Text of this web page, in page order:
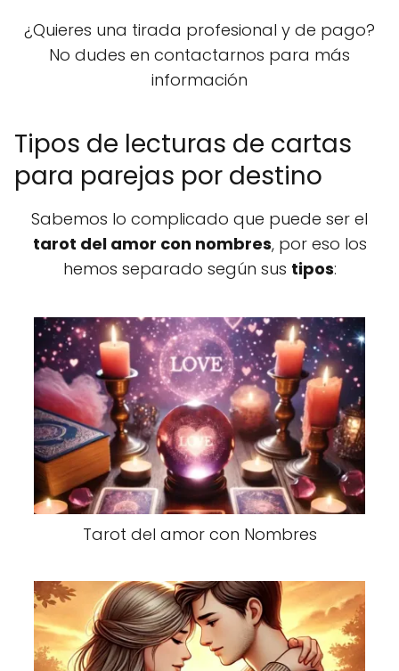
¿Quieres una tirada profesional y de pago?
No dudes en contactarnos para más
información
Tipos de lecturas de cartas
para parejas por destino
Sabemos lo complicado que puede ser el
tarot del amor con nombres, por eso los
hemos separado según sus tipos:
Tarot del amor con Nombres